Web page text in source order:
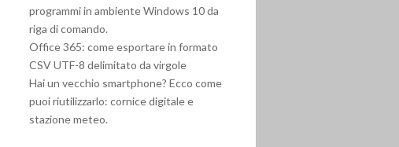
programmi in ambiente Windows 10 da
riga di comando.
Office 365: come esportare in formato
CSV UTF-8 delimitato da virgole
Hai un vecchio smartphone? Ecco come
puoi riutilizzarlo: cornice digitale e
stazione meteo.